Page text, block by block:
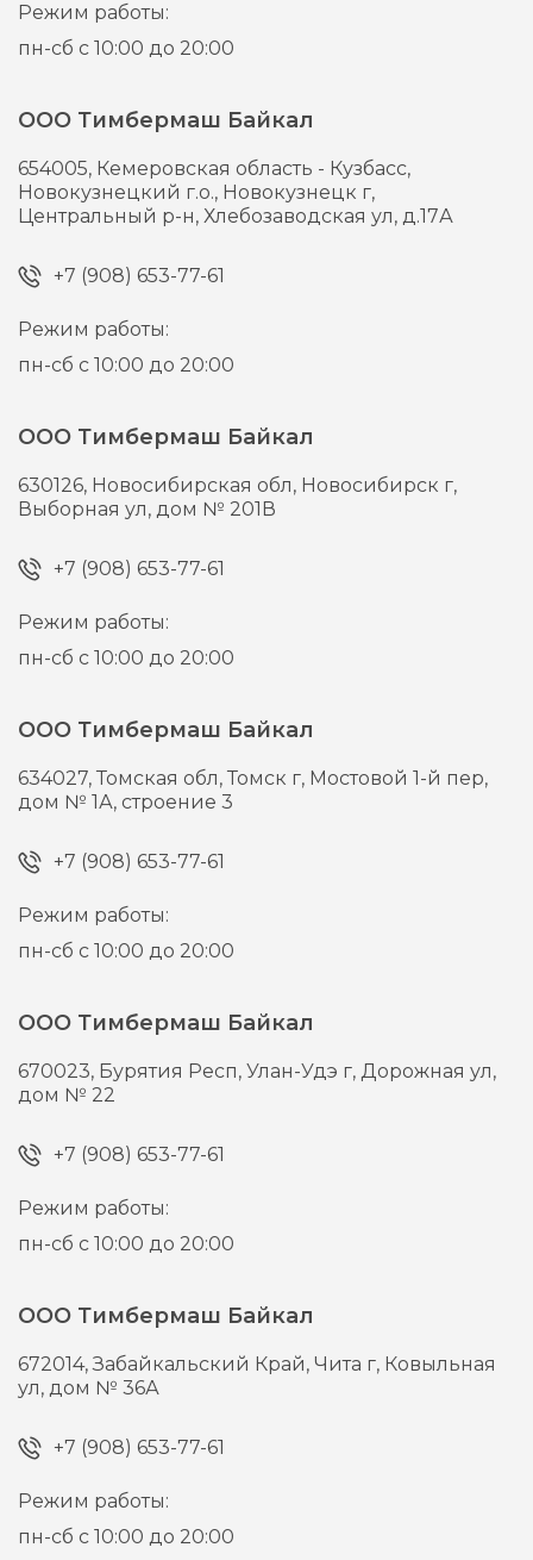
Режим работы:
пн-сб с 10:00 до 20:00
ООО Тимбермаш Байкал
654005, Кемеровская область - Кузбасс,
Новокузнецкий г.о., Новокузнецк г,
Центральный р-н, Хлебозаводская ул, д.17А
+7 (908) 653-77-61
Режим работы:
пн-сб с 10:00 до 20:00
ООО Тимбермаш Байкал
630126, Новосибирская обл, Новосибирск г,
Выборная ул, дом № 201В
+7 (908) 653-77-61
Режим работы:
пн-сб с 10:00 до 20:00
ООО Тимбермаш Байкал
634027,Томская обл, Томск г, Мостовой 1-й пер,
дом № 1А, строение 3
+7 (908) 653-77-61
Режим работы:
пн-сб с 10:00 до 20:00
ООО Тимбермаш Байкал
670023, Бурятия Респ, Улан-Удэ г,Дорожная ул,
дом № 22
+7 (908) 653-77-61
Режим работы:
пн-сб с 10:00 до 20:00
ООО Тимбермаш Байкал
672014,Забайкальский Край, Чита г, Ковыльная
ул, дом № 36А
+7 (908) 653-77-61
Режим работы:
пн-сб с 10:00 до 20:00